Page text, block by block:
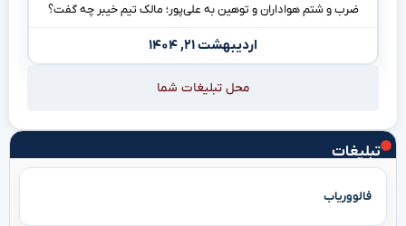
تبلیغات
فالووریاب
ضرب و شتم هواداران و توهین به علی‌پور؛ مالک تیم خیبر چه گفت؟
اردیبهشت ۲۱, ۱۴۰۴
محل تبلیغات شما